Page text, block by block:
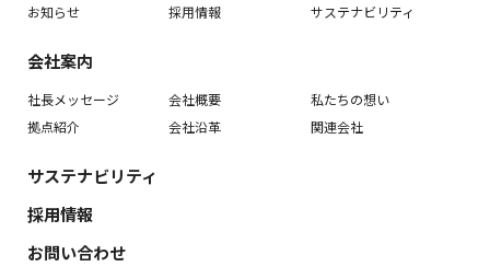
お知らせ
採用情報 サステナビリティ
会社案内
社長メッセージ 会社概要
私たちの想い
拠点紹介
会社沿革 関連会社
サステナビリティ
採用情報
お問い合わせ